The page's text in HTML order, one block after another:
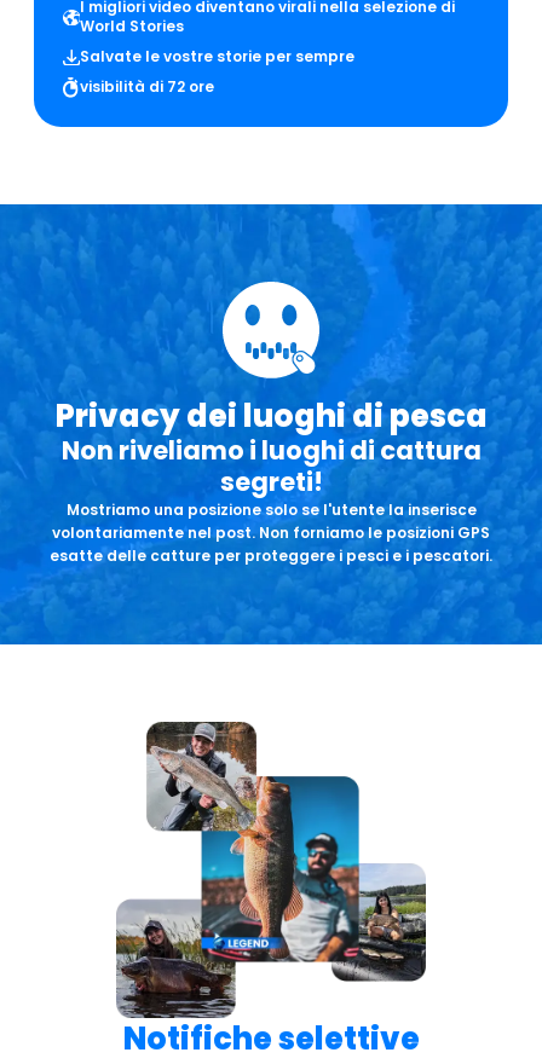
I migliori video diventano virali nella selezione di
World Stories
Salvate le vostre storie per sempre
visibilità di 72 ore
Privacy dei luoghi di pesca
Non riveliamo i luoghi di cattura
segreti!
Mostriamo una posizione solo se l'utente la inserisce
volontariamente nel post. Non forniamo le posizioni GPS
esatte delle catture per proteggere i pesci e i pescatori.
Notifiche selettive